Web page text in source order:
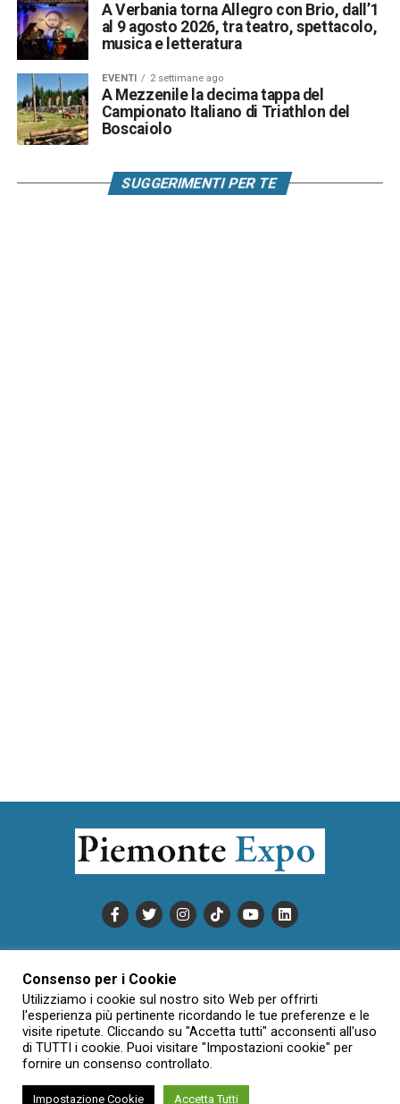
A Verbania torna Allegro con Brio, dall’1
al 9 agosto 2026, tra teatro, spettacolo,
musica e letteratura
EVENTI 2 settimane ago
A Mezzenile la decima tappa del
Campionato Italiano di Triathlon del
Boscaiolo
SUGGERIMENTI PER TE
INFORMATIVA SULLA PRIVACY
CONDIZIONI DI UTILIZZO
DATI SOCIETARI
NOVAJO
CREDITS
CONTATTTI
Creative Commons Attribuzione - Non commerciale - Non opere
Consenso per i Cookie
Utilizziamo i cookie sul nostro sito Web per offrirti
l'esperienza più pertinente ricordando le tue preferenze e le
visite ripetute. Cliccando su "Accetta tutti" acconsenti all'uso
di TUTTI i cookie. Puoi visitare "Impostazioni cookie" per
fornire un consenso controllato.
Impostazione Cookie Accetta Tutti